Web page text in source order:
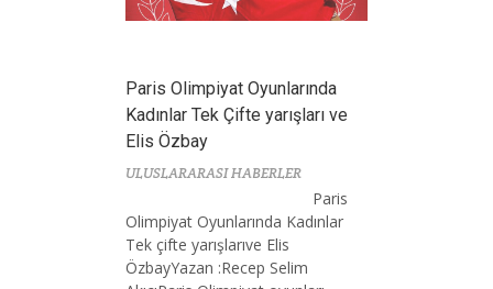
Paris Olimpiyat Oyunlarında
Kadınlar Tek Çifte yarışları ve
Elis Özbay
ULUSLARARASI HABERLER
Paris
Olimpiyat Oyunlarında Kadınlar
Tek çifte yarışlarıve Elis
ÖzbayYazan :Recep Selim